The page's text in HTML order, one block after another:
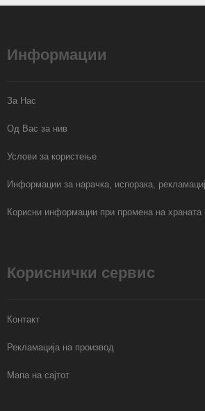
Информации
За Нас
Од Вас за нив
Услови за користење
Информации за нарачка, испорака,
Корисни информации при промена на храната
Кориснички сервис
Контакт
Рекламација на производ
Мапа на сајтот